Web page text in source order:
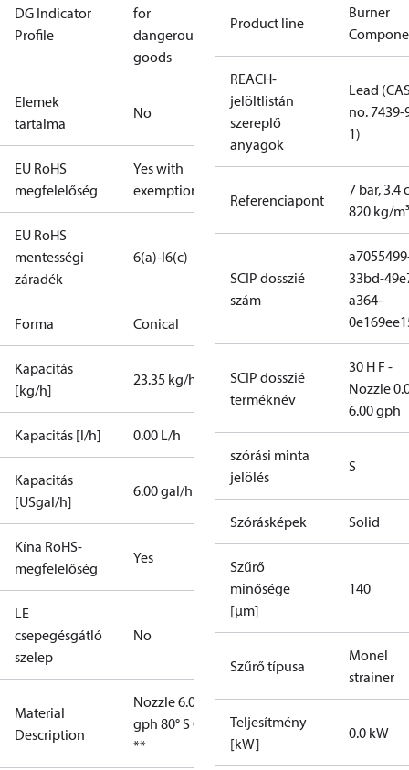
DG Indicator
Profile
for
dangerous
goods
Elemek
tartalma
No
EU RoHS
megfelelőség
Yes with
exemptions
EU RoHS
mentességi
záradék
6(a)-I6(c)
Forma Conical
Kapacitás
[kg/h]
23.35 kg/h
Kapacitás [l/h] 0.00 L/h
Kapacitás
[USgal/h]
6.00 gal/h
Kína RoHS-
megfelelőség
Yes
LE
csepegésgátló
szelep
No
Material
Description
Nozzle 6.00
gph 80° S OD
**
Product line
Burner
REACH-
jelöltlistán
szereplő
anyagok
Lead
no. 7439-
1)
Referenciapont
7 bar, 3.4
820 kg/m³
SCIP dosszié
szám
33bd-
a364-
SCIP dosszié
terméknév
30 H F -
Nozzle
6.00 gph
szórási minta
jelölés
S
Szórásképek Solid
Szűrő
minősége
[µm]
140
Szűrő típusa
Monel
strainer
Teljesítmény
[kW]
0.0 kW